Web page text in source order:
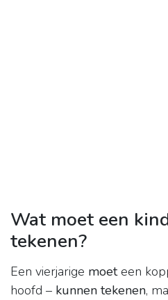
Wat moet een
tekenen?
Een vierjarige moeteen
hoofd – kunnen tekenen,